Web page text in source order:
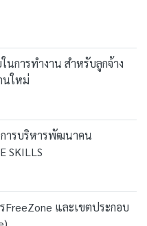
การทำงาน สำหรับลูกจ้าง
นใหม่
ารบริหารพัฒนาคน
SKILLS
และเขตประกอบ